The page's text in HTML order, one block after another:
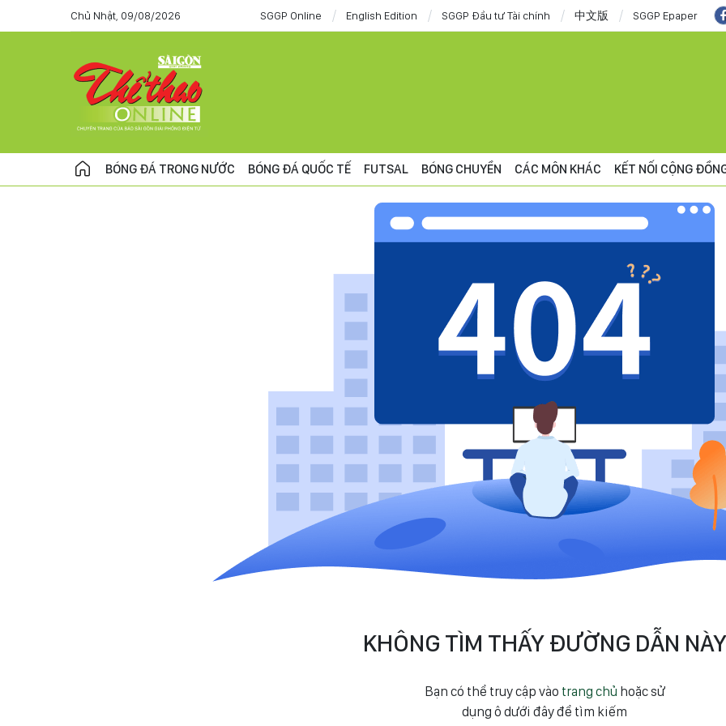
Chủ Nhật, 09/08/2026 SGGP Online English Edition SGGP Đầu tư Tài chính 中文版 SGGP Epaper
BÓNG ĐÁ TRONG NƯỚC BÓNG ĐÁ QUỐC TẾ FUTSAL BÓNG CHUYỀN CÁC MÔN KHÁC KẾT NỐI CỘNG
KHÔNG TÌM THẤY ĐƯỜNG DẪN NÀY
Bạn có thể truy cập vào trang chủ hoặc sử
dụng ô dưới đây để tìm kiếm